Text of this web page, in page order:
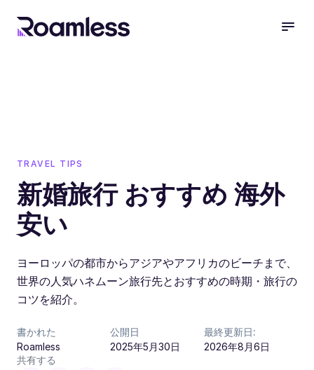
TRAVEL TIPS
新婚旅行 おすすめ 海外
安い
ヨーロッパの都市からアジアやアフリカのビーチまで、
世界の人気ハネムーン旅行先とおすすめの時期・旅行の
コツを紹介。
書かれた
Roamless
公開日
2025年5月30日
最終更新日:
2026年8月6日
共有する